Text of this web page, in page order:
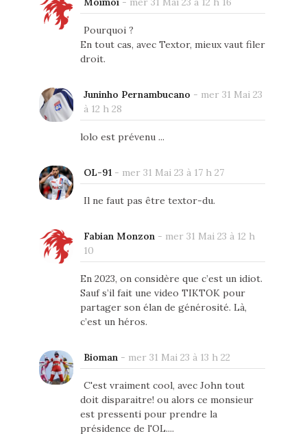
Pourquoi ?
En tout cas, avec Textor, mieux vaut filer
droit.
Juninho Pernambucano - mer 31 Mai 23
à 12 h 28
lolo est prévenu ...
OL-91- mer 31 Mai 23 à 17 h 27
Il ne faut pas être textor-du.
Fabian Monzon- mer 31 Mai 23 à 12 h
10
En 2023, on considère que c’est un idiot.
Sauf s’il fait une video TIKTOK pour
partager son élan de générosité. Là,
c’est un héros.
Bioman- mer 31 Mai 23 à 13 h 22
C'est vraiment cool, avec John tout
doit disparaitre! ou alors ce monsieur
est pressenti pour prendre la
présidence de l'OL....